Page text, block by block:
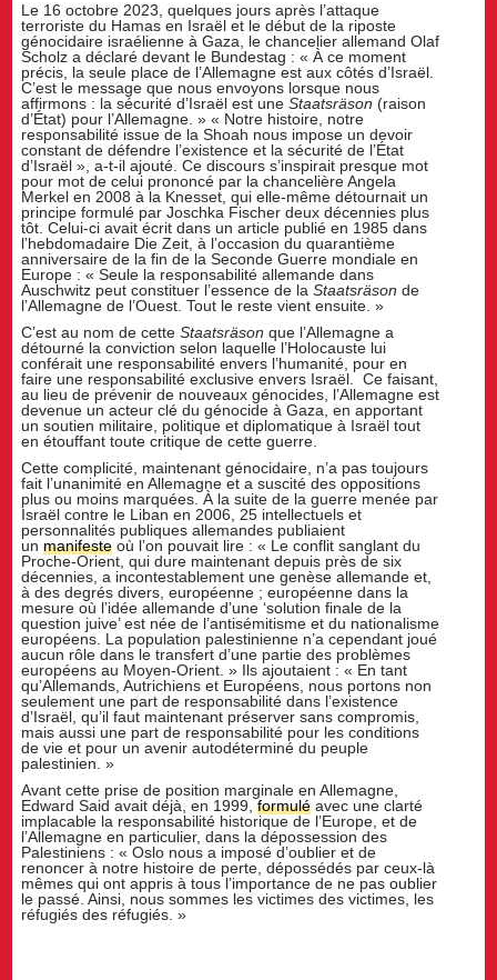
Le 16 octobre 2023, quelques jours après l’attaque
terroriste du Hamas en Israël et le début de la riposte
génocidaire israélienne à Gaza, le chancelier allemand Olaf
Scholz a déclaré devant le Bundestag : « À ce moment
précis, la seule place de l’Allemagne est aux côtés d’Israël.
C’est le message que nous envoyons lorsque nous
affirmons : la sécurité d’Israël est uneStaatsräson (raison
d’État) pour l’Allemagne. » « Notre histoire, notre
responsabilité issue de la Shoah nous impose un devoir
constant de défendre l’existence et la sécurité de l’État
d’Israël », a-t-il ajouté. Ce discours s’inspirait presque mot
pour mot de celui prononcé par la chancelière Angela
Merkel en 2008 à la Knesset, qui elle-même détournait un
principe formulé par Joschka Fischer deux décennies plus
tôt. Celui-ci avait écrit dans un article publié en 1985 dans
l’hebdomadaire Die Zeit, à l’occasion du quarantième
anniversaire de la fin de la Seconde Guerre mondiale en
Europe : « Seule la responsabilité allemande dans
Auschwitz peut constituer l’essence de laStaatsräson de
l’Allemagne de l’Ouest. Tout le reste vient ensuite. »
C’est au nom de cetteStaatsräson que l’Allemagne a
détourné la conviction selon laquelle l’Holocauste lui
conférait une responsabilité envers l’humanité, pour en
faire une responsabilité exclusive envers Israël. Ce faisant,
au lieu de prévenir de nouveaux génocides, l’Allemagne est
devenue un acteur clé du génocide à Gaza, en apportant
un soutien militaire, politique et diplomatique à Israël tout
en étouffant toute critique de cette guerre.
Cette complicité, maintenant génocidaire, n’a pas toujours
fait l’unanimité en Allemagne et a suscité des oppositions
plus ou moins marquées. À la suite de la guerre menée par
Israël contre le Liban en 2006, 25 intellectuels et
personnalités publiques allemandes publiaient
unmanifeste où l’on pouvait lire : « Le conflit sanglant du
Proche-Orient, qui dure maintenant depuis près de six
décennies, a incontestablement une genèse allemande et,
à des degrés divers, européenne ; européenne dans la
mesure où l’idée allemande d’une ‘solution finale de la
question juive’ est née de l’antisémitisme et du nationalisme
européens. La population palestinienne n’a cependant joué
aucun rôle dans le transfert d’une partie des problèmes
européens au Moyen-Orient. » Ils ajoutaient : « En tant
qu’Allemands, Autrichiens et Européens, nous portons non
seulement une part de responsabilité dans l’existence
d’Israël, qu’il faut maintenant préserver sans compromis,
mais aussi une part de responsabilité pour les conditions
de vie et pour un avenir autodéterminé du peuple
palestinien. »
Avant cette prise de position marginale en Allemagne,
Edward Said avait déjà, en 1999,formulé avec une clarté
implacable la responsabilité historique de l’Europe, et de
l’Allemagne en particulier, dans la dépossession des
Palestiniens : « Oslo nous a imposé d’oublier et de
renoncer à notre histoire de perte, dépossédés par ceux-là
mêmes qui ont appris à tous l’importance de ne pas oublier
le passé. Ainsi, nous sommes les victimes des victimes, les
réfugiés des réfugiés. »